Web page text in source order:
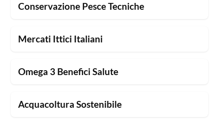
Conservazione Pesce Tecniche
Mercati Ittici Italiani
Omega 3 Benefici Salute
Acquacoltura Sostenibile